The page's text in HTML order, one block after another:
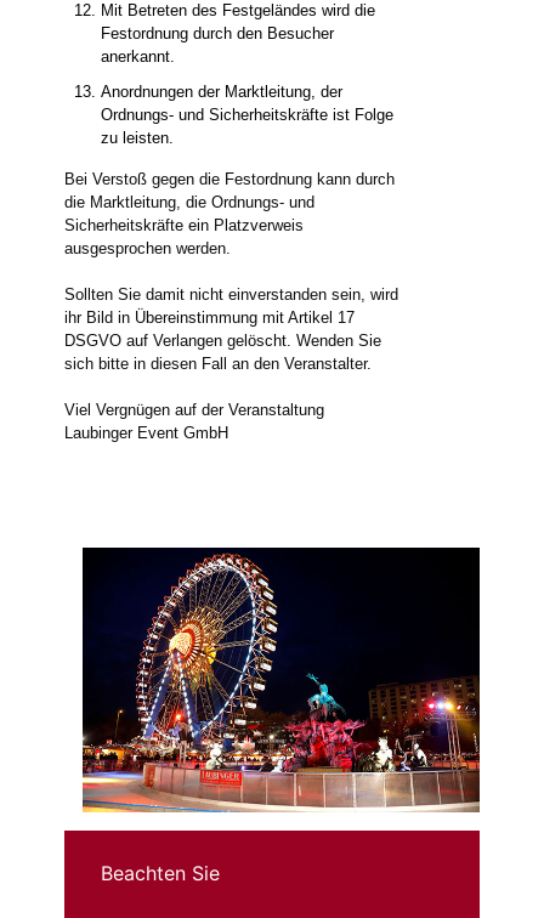
Mit Betreten des Festgeländes wird die
Festordnung durch den Besucher
anerkannt.
Anordnungen der Marktleitung, der
Ordnungs- und Sicherheitskräfte ist Folge
zu leisten.
Bei Verstoß gegen die Festordnung kann durch
die Marktleitung, die Ordnungs- und
Sicherheitskräfte ein Platzverweis
ausgesprochen werden.
Sollten Sie damit nicht einverstanden sein, wird
ihr Bild in Übereinstimmung mit Artikel 17
DSGVO auf Verlangen gelöscht. Wenden Sie
sich bitte in diesen Fall an den Veranstalter.
Viel Vergnügen auf der Veranstaltung
Laubinger Event GmbH
Beachten Sie